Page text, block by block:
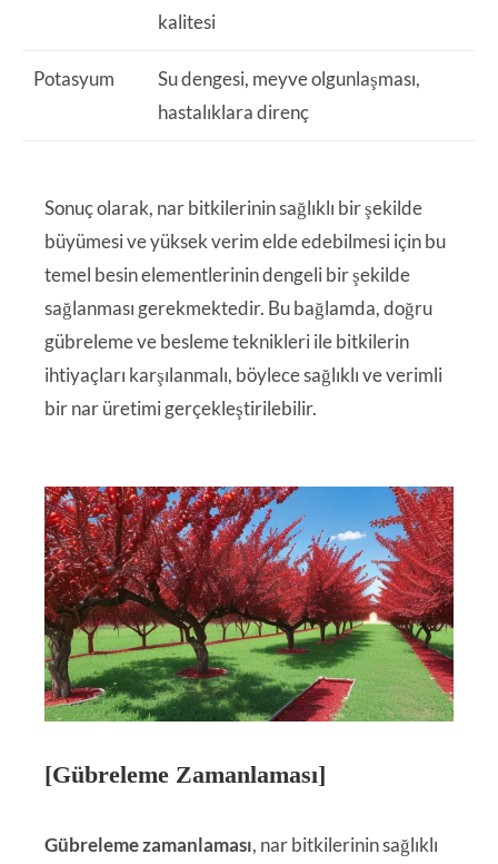
kalitesi
Potasyum
Su dengesi, meyve olgunlaşması,
hastalıklara direnç
Sonuç olarak, nar bitkilerinin sağlıklı bir şekilde
büyümesi ve yüksek verim elde edebilmesi için bu
temel besin elementlerinin dengeli bir şekilde
sağlanması gerekmektedir. Bu bağlamda, doğru
gübreleme ve besleme teknikleri ile bitkilerin
ihtiyaçları karşılanmalı, böylece sağlıklı ve verimli
bir nar üretimi gerçekleştirilebilir.
[Gübreleme Zamanlaması]
Gübreleme zamanlaması, nar bitkilerinin sağlıklı